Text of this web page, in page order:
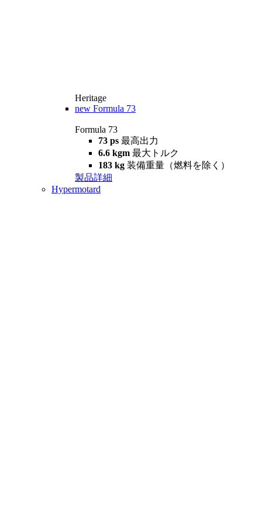
Heritage
new Formula 73
Formula 73
73 ps 最高出力
6.6 kgm 最大トルク
183 kg 装備重量（燃料を除く）
製品詳細
Hypermotard